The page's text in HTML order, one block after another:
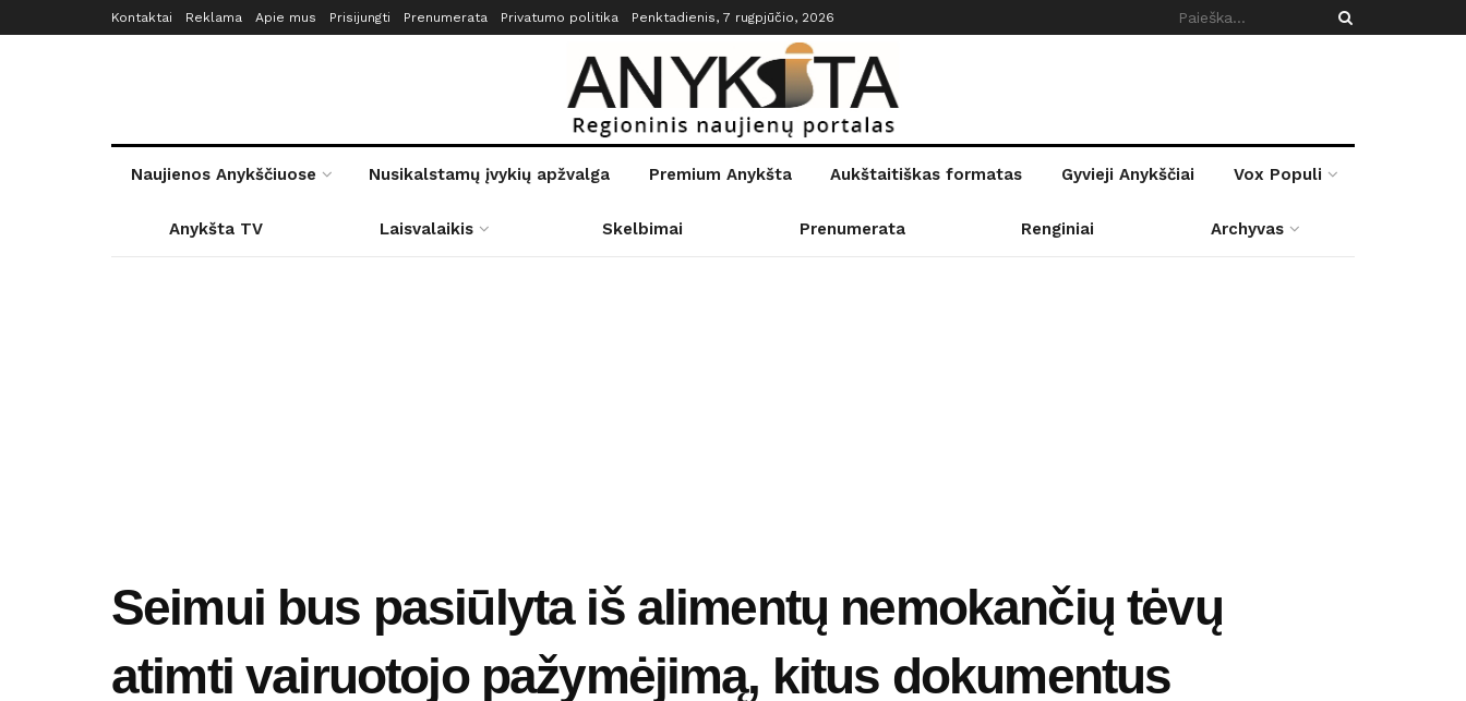
Kontaktai Reklama Apie mus Prisijungti Prenumerata Privatumo politika Penktadienis, 7 rugpjūčio, 2026
Naujienos Anykščiuose Nusikalstamų įvykių apžvalga Premium Anykšta Aukštaitiškas formatas Gyvieji Anykščiai Vox Populi
Anykšta TV Laisvalaikis Skelbimai Prenumerata Renginiai Archyvas
Seimui bus pasiūlyta iš alimentų nemokančių tėvų
atimti vairuotojo pažymėjimą, kitus dokumentus